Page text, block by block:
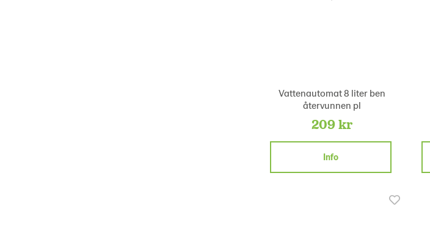
Vattenautomat 8 liter ben
återvunnen pl
209 kr
Info